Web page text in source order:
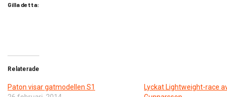
Gilla detta:
Relaterade
Paton visar gatmodellen S1
Lyckat Lightweight-race